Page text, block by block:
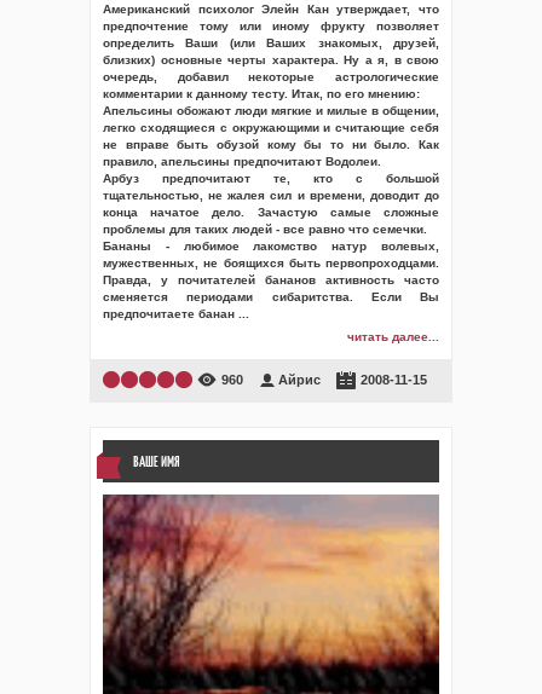
Американский психолог Элейн Кан утверждает, что
предпочтение тому или иному фрукту позволяет
определить Ваши (или Ваших знакомых, друзей,
близких) основные черты характера. Ну а я, в свою
очередь, добавил некоторые астрологические
комментарии к данному тесту. Итак, по его мнению:
Апельсины обожают люди мягкие и милые в общении,
легко сходящиеся с окружающими и считающие себя
не вправе быть обузой кому бы то ни было. Как
правило, апельсины предпочитают Водолеи.
Арбуз предпочитают те, кто с большой
тщательностью, не жалея сил и времени, доводит до
конца начатое дело. Зачастую самые сложные
проблемы для таких людей - все равно что семечки.
Бананы - любимое лакомство натур волевых,
мужественных, не боящихся быть первопроходцами.
Правда, у почитателей бананов активность часто
сменяется периодами сибаритства. Если Вы
предпочитаете банан
читать далее...
960 Айрис 2008-11-15
ВАШЕ ИМЯ